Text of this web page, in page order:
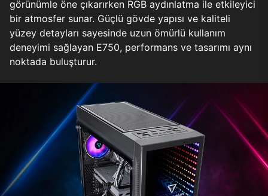
görünümle öne çıkarırken RGB aydınlatma ile etkileyici
bir atmosfer sunar. Güçlü gövde yapısı ve kaliteli
yüzey detayları sayesinde uzun ömürlü kullanım
deneyimi sağlayan E750, performans ve tasarımı aynı
noktada buluşturur.